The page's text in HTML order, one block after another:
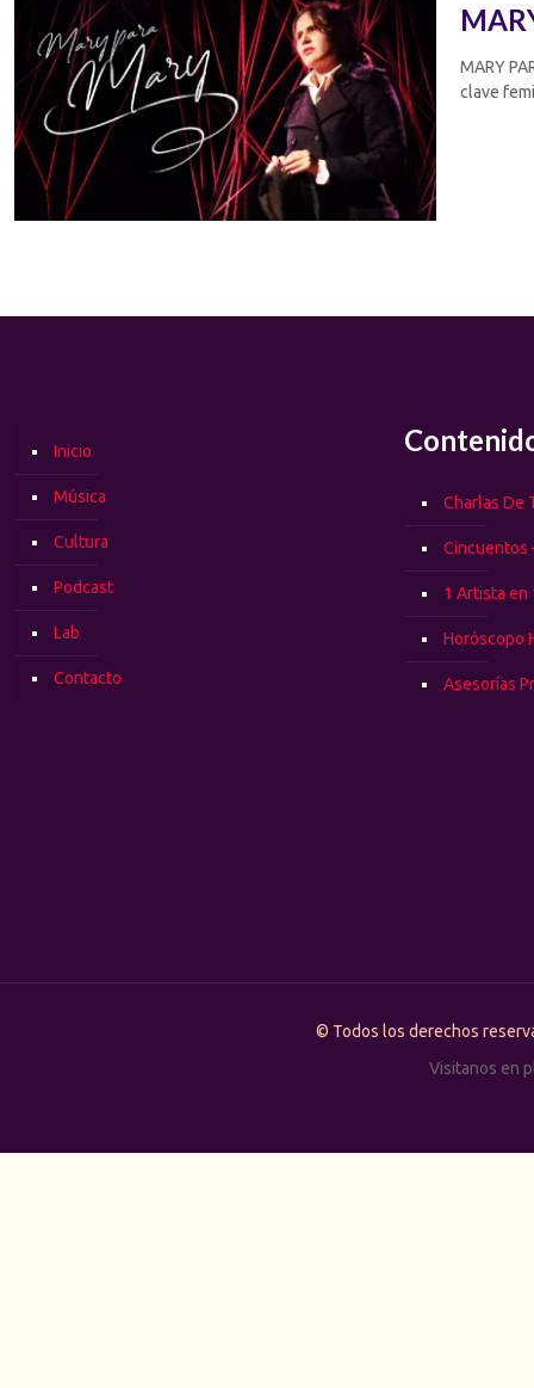
MARY
clave
Inicio
Música
Cultura
Podcast
Lab
Contacto
Charlas De
Cincuentos
1 Artista en
Horóscopo
Asesorías
© Todos los derechos
Visitanos en